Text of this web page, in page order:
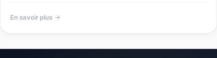
En savoir plus